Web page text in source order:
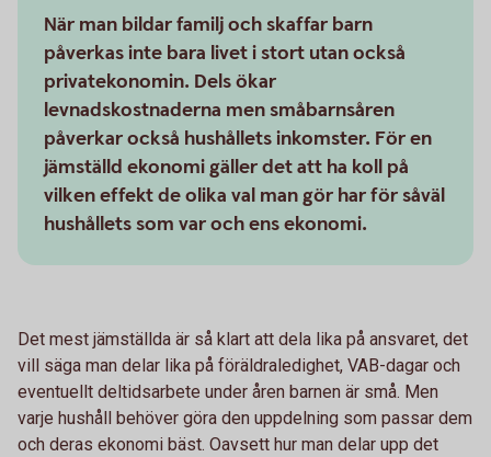
När man bildar familj och skaffar barn
påverkas inte bara livet i stort utan också
privatekonomin. Dels ökar
levnadskostnaderna men småbarnsåren
påverkar också hushållets inkomster. För en
jämställd ekonomi gäller det att ha koll på
vilken effekt de olika val man gör har för såväl
hushållets som var och ens ekonomi.
Det mest jämställda är så klart att dela lika på ansvaret, det
vill säga man delar lika på föräldraledighet, VAB-dagar och
eventuellt deltidsarbete under åren barnen är små. Men
varje hushåll behöver göra den uppdelning som passar dem
och deras ekonomi bäst. Oavsett hur man delar upp det